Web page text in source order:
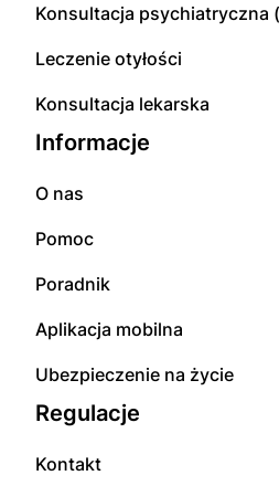
Konsultacja psychiatryczna
Leczenie otyłości
Konsultacja lekarska
Informacje
O nas
Pomoc
Poradnik
Aplikacja mobilna
Ubezpieczenie na życie
Regulacje
Kontakt